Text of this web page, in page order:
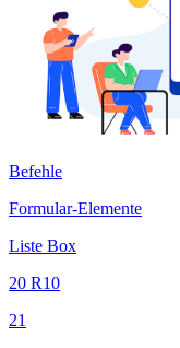
Befehle
Formular-Elemente
Liste Box
20 R10
21